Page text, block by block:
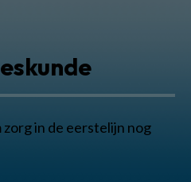
in de eerstelijn nog